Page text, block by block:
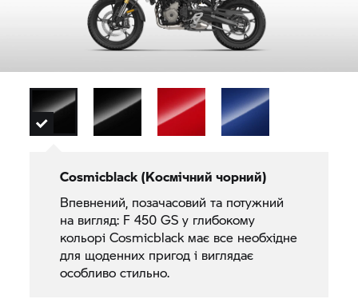
Cosmicblack (Космічний чорний)
Впевнений, позачасовий та потужний
на вигляд: F 450 GS у глибокому
кольорі Cosmicblack має все необхідне
для щоденних пригод і виглядає
особливо стильно.